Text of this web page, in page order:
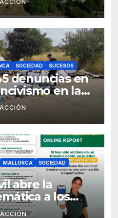
SOCIEDAD SUCESOS
denuncias en
en la
MALLORCA
SOCIEDAD
abre la
a los